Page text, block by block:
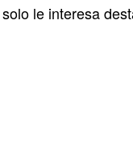
le interesa